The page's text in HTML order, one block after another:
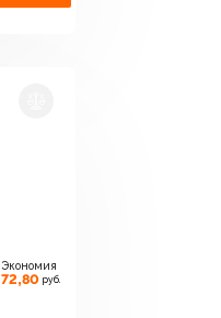
Экономия
72,80 руб.